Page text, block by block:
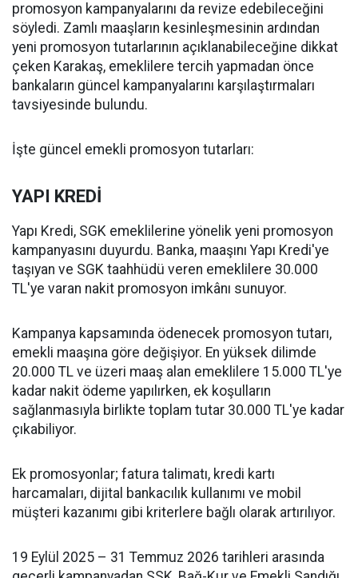
promosyon kampanyalarını da revize edebileceğini
söyledi. Zamlı maaşların kesinleşmesinin ardından
yeni promosyon tutarlarının açıklanabileceğine dikkat
çeken Karakaş, emeklilere tercih yapmadan önce
bankaların güncel kampanyalarını karşılaştırmaları
tavsiyesinde bulundu.
İşte güncel emekli promosyon tutarları:
YAPI KREDİ
Yapı Kredi, SGK emeklilerine yönelik yeni promosyon
kampanyasını duyurdu. Banka, maaşını Yapı Kredi'ye
taşıyan ve SGK taahhüdü veren emeklilere 30.000
TL'ye varan nakit promosyon imkânı sunuyor.
Kampanya kapsamında ödenecek promosyon tutarı,
emekli maaşına göre değişiyor. En yüksek dilimde
20.000 TL ve üzeri maaş alan emeklilere 15.000 TL'ye
kadar nakit ödeme yapılırken, ek koşulların
sağlanmasıyla birlikte toplam tutar 30.000 TL'ye kadar
çıkabiliyor.
Ek promosyonlar; fatura talimatı, kredi kartı
harcamaları, dijital bankacılık kullanımı ve mobil
müşteri kazanımı gibi kriterlere bağlı olarak artırılıyor.
19 Eylül 2025 – 31 Temmuz 2026 tarihleri arasında